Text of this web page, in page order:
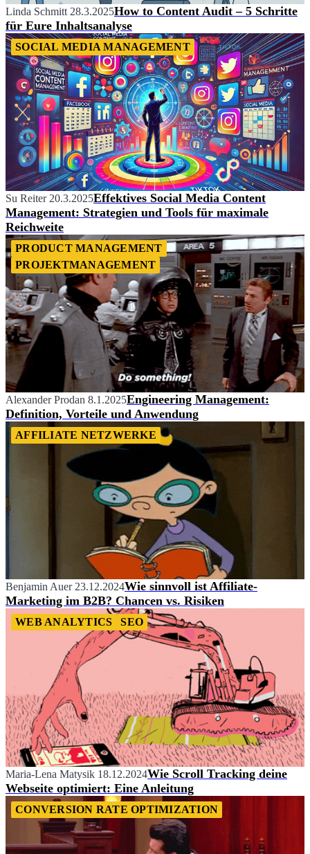
Linda Schmitt 28.3.2025How to Content Audit – 5 Schritte
für Eure Inhaltsanalyse
SOCIAL MEDIA MANAGEMENT
Su Reiter 20.3.2025Effektives Social Media Content
Management: Strategien und Tools für maximale
Reichweite
PRODUCT MANAGEMENT
PROJEKTMANAGEMENT
Alexander Prodan 8.1.2025Engineering Management:
Definition, Vorteile und Anwendung
AFFILIATE NETZWERKE
Benjamin Auer 23.12.2024Wie sinnvoll ist Affiliate-
Marketing im B2B? Chancen vs. Risiken
WEB ANALYTICS SEO
Maria-Lena Matysik 18.12.2024Wie Scroll Tracking deine
Webseite optimiert: Eine Anleitung
CONVERSION RATE OPTIMIZATION